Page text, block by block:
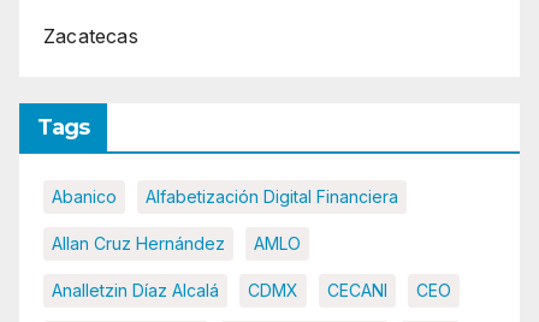
Zacatecas
Tags
Abanico Alfabetización Digital Financiera
Allan Cruz Hernández AMLO
Analletzin Díaz Alcalá CDMX CECANI CEO